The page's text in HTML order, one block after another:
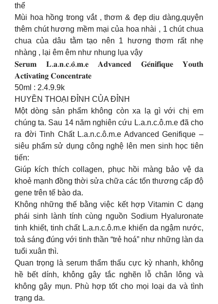
thể
Mùi hoa hồng trong vắt , thơm & đẹp dịu dàng,quyện
thêm chút hương mềm mại của hoa nhài , 1 chút chua
chua của dâu tằm tạo nên 1 hương thơm rất nhẹ
nhàng , lại êm êm như nhung lụa vậy
𝐒𝐞𝐫𝐮𝐦 𝐋.𝐚.𝐧.𝐜.𝐨̂.𝐦.𝐞 𝐀𝐝𝐯𝐚𝐧𝐜𝐞𝐝 𝐆𝐞́𝐧𝐢𝐟𝐢𝐪𝐮𝐞 𝐘𝐨𝐮𝐭𝐡
𝐀𝐜𝐭𝐢𝐯𝐚𝐭𝐢𝐧𝐠 𝐂𝐨𝐧𝐜𝐞𝐧𝐭𝐫𝐚𝐭𝐞
50ml : 2.4.9.9k
HUYỀN THOẠI ĐỈNH CỦA ĐỈNH
Một dòng sản phẩm không còn xa lạ gì với chị em
chúng ta. Sau 14 năm nghiên cứu L.a.n.c.ô.m.e đã cho
ra đời Tinh Chất L.a.n.c.ô.m.e Advanced Genifique –
siêu phẩm sử dụng công nghệ lên men sinh học tiên
tiến:
Giúp kích thích collagen, phục hồi màng bảo vệ da
khoẻ mạnh đồng thời sửa chữa các tổn thương cấp độ
gene trên tế bào da.
Không những thế bằng việc kết hợp Vitamin C dạng
phái sinh lành tính cùng nguồn Sodium Hyaluronate
tinh khiết, tinh chất L.a.n.c.ô.m.e khiến da ngậm nước,
toả sáng đúng với tinh thần “trẻ hoá” như những làn da
tuổi xuân thì.
Quan trọng là serum thẩm thấu cực kỳ nhanh, không
hề bết dính, không gây tắc nghẽn lỗ chân lông và
không gây mụn. Phù hợp tốt cho mọi loại da và tình
trạng da.